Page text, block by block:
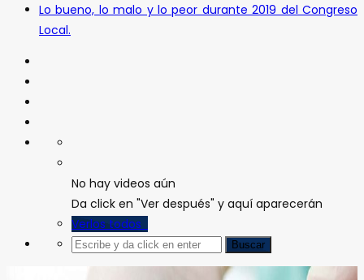
Lo bueno, lo malo y lo peor durante 2019 del Congreso
Local.
No hay videos aún
Da click en "Ver después" y aquí aparecerán
Verlos todos